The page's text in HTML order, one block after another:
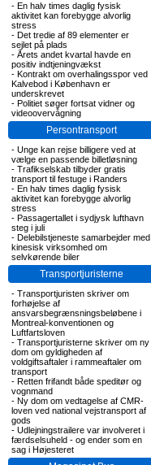
- En halv times daglig fysisk
aktivitet kan forebygge alvorlig
stress
- Det tredie af 89 elementer er
sejlet på plads
- Årets andet kvartal havde en
positiv indtjeningvækst
- Kontrakt om overhalingsspor ved
Kalvebod i København er
underskrevet
- Politiet søger fortsat vidner og
videoovervågning
Persontransport
- Unge kan rejse billigere ved at
vælge en passende billetløsning
- Trafikselskab tilbyder gratis
transport til festuge i Randers
- En halv times daglig fysisk
aktivitet kan forebygge alvorlig
stress
- Passagertallet i sydjysk lufthavn
steg i juli
- Delebilstjeneste samarbejder med
kinesisk virksomhed om
selvkørende biler
Transportjuristerne
- Transportjuristen skriver om
forhøjelse af
ansvarsbegrænsningsbeløbene i
Montreal-konventionen og
Luftfartsloven
- Transportjuristerne skriver om ny
dom om gyldigheden af
voldgiftsaftaler i rammeaftaler om
transport
- Retten frifandt både speditør og
vognmand
- Ny dom om vedtagelse af CMR-
loven ved national vejstransport af
gods
- Udlejningstrailere var involveret i
færdselsuheld - og ender som en
sag i Højesteret